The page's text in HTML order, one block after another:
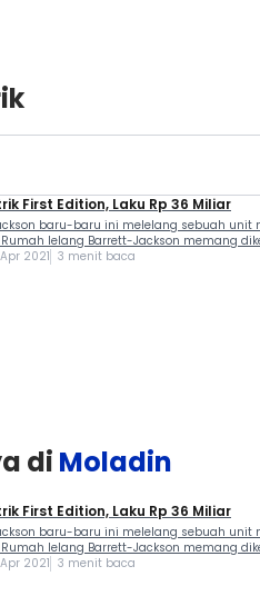
First Edition, Laku Rp 36 Miliar
baru-baru ini melelang sebuah
lelang Barrett-Jackson memang
2021 3 menit baca
di Moladin
First Edition, Laku Rp 36 Miliar
baru-baru ini melelang sebuah
lelang Barrett-Jackson memang
2021 3 menit baca